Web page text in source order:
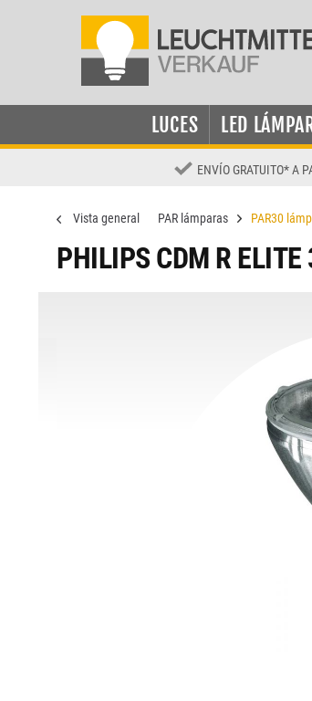
LUCES LED
ENVÍO GRATUITO* A
Vista general PAR lámparas PAR30
PHILIPS CDM R